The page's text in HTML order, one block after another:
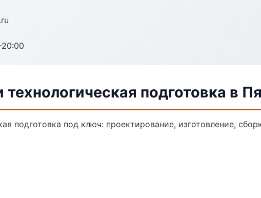
подготовка в
подготовка под ключ: проектирование, изготовление,